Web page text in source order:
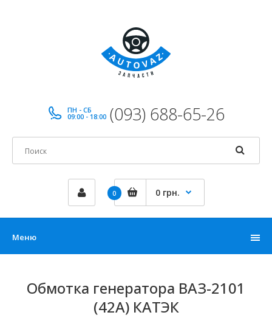
ПН - СБ
09:00 - 18:00 (093) 688-65-26
0 0 грн.
Меню
Обмотка генератора ВАЗ-2101
(42А) КАТЭК